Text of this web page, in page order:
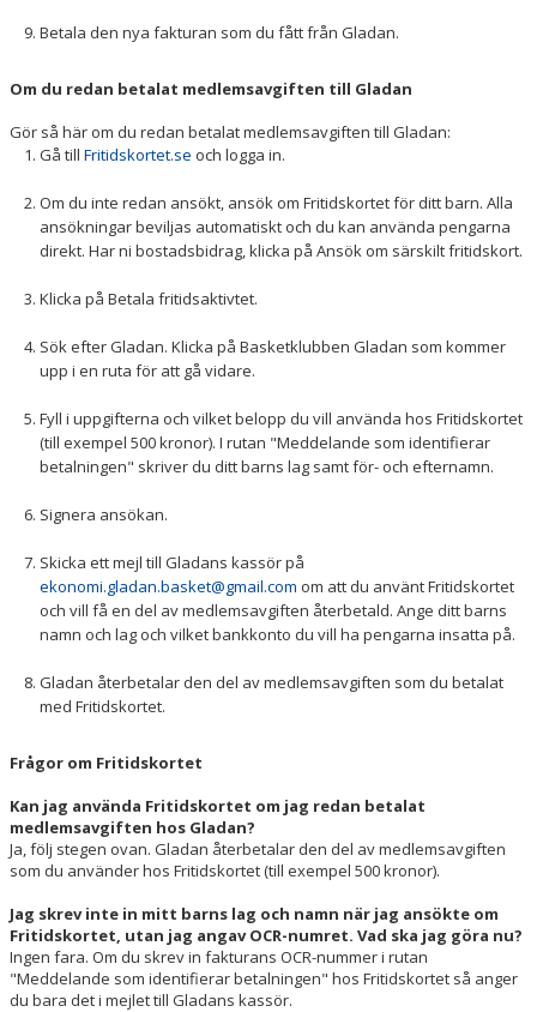
Betala den nya fakturan som du fått från Gladan.
Om du redan betalat medlemsavgiften till Gladan
Gör så här om du redan betalat medlemsavgiften till Gladan:
Gå till Fritidskortet.se och logga in.
Om du inte redan ansökt, ansök om Fritidskortet för ditt barn. Alla
ansökningar beviljas automatiskt och du kan använda pengarna
direkt. Har ni bostadsbidrag, klicka på Ansök om särskilt fritidskort.
Klicka på Betala fritidsaktivtet.
Sök efter Gladan. Klicka på Basketklubben Gladan som kommer
upp i en ruta för att gå vidare.
Fyll i uppgifterna och vilket belopp du vill använda hos Fritidskortet
(till exempel 500 kronor). I rutan "Meddelande som identifierar
betalningen" skriver du ditt barns lag samt för- och efternamn.
Signera ansökan.
Skicka ett mejl till Gladans kassör på
ekonomi.gladan.basket@gmail.com om att du använt Fritidskortet
och vill få en del av medlemsavgiften återbetald. Ange ditt barns
namn och lag och vilket bankkonto du vill ha pengarna insatta på.
Gladan återbetalar den del av medlemsavgiften som du betalat
med Fritidskortet.
Frågor om Fritidskortet
Kan jag använda Fritidskortet om jag redan betalat
medlemsavgiften hos Gladan?
Ja, följ stegen ovan. Gladan återbetalar den del av medlemsavgiften
som du använder hos Fritidskortet (till exempel 500 kronor).
Jag skrev inte in mitt barns lag och namn när jag ansökte om
Fritidskortet, utan jag angav OCR-numret. Vad ska jag göra nu?
Ingen fara. Om du skrev in fakturans OCR-nummer i rutan
"Meddelande som identifierar betalningen" hos Fritidskortet så anger
du bara det i mejlet till Gladans kassör.